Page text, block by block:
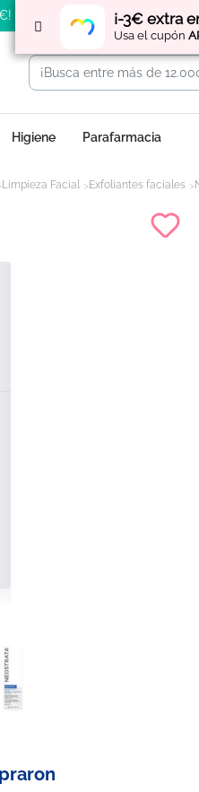
¡-3€ extra
Usa el cupón
Higiene Parafarmacia
Limpieza Facial Exfoliantes faciales